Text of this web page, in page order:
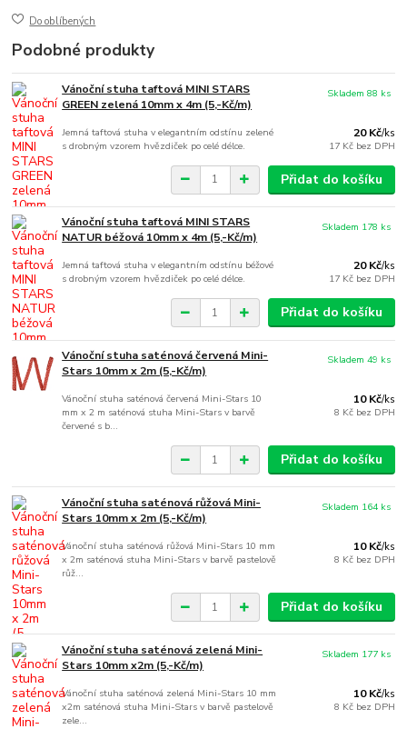
Do oblíbených
Podobné produkty
Vánoční stuha taftová MINI STARS
GREEN zelená 10mm x 4m (5,-Kč/m)
Jemná taftová stuha v elegantním odstínu zelené
s drobným vzorem hvězdiček po celé délce.
20 Kč/ks
17 Kč bez DPH
Skladem 88 ks
Přidat do košíku
Vánoční stuha taftová MINI STARS
NATUR béžová 10mm x 4m (5,-Kč/m)
Jemná taftová stuha v elegantním odstínu béžové
s drobným vzorem hvězdiček po celé délce.
20 Kč/ks
17 Kč bez DPH
Skladem 178 ks
Přidat do košíku
Vánoční stuha saténová červená Mini-
Stars 10mm x 2m (5,-Kč/m)
Vánoční stuha saténová červená Mini-Stars 10
mm x 2 m saténová stuha Mini-Stars v barvě
červené s b...
10 Kč/ks
8 Kč bez DPH
Skladem 49 ks
Přidat do košíku
Vánoční stuha saténová růžová Mini-
Stars 10mm x 2m (5,-Kč/m)
Vánoční stuha saténová růžová Mini-Stars 10 mm
x 2m saténová stuha Mini-Stars v barvě pastelově
růž...
10 Kč/ks
8 Kč bez DPH
Skladem 164 ks
Přidat do košíku
Vánoční stuha saténová zelená Mini-
Stars 10mm x2m (5,-Kč/m)
Vánoční stuha saténová zelená Mini-Stars 10 mm
x2m saténová stuha Mini-Stars v barvě pastelově
zele...
10 Kč/ks
8 Kč bez DPH
Skladem 177 ks